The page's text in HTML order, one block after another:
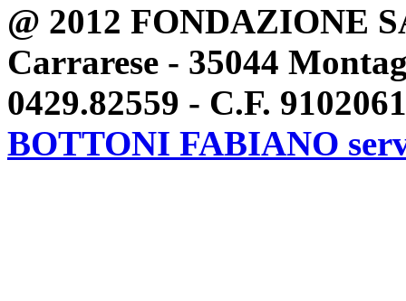
@ 2012 FONDAZIONE
Carrarese - 35044
0429.82559 - C.F.
BOTTONI FABIANO